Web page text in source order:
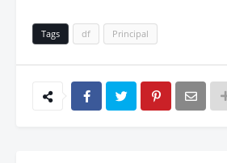
Tags df Principal